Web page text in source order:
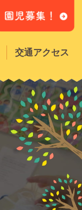
交通アクセス